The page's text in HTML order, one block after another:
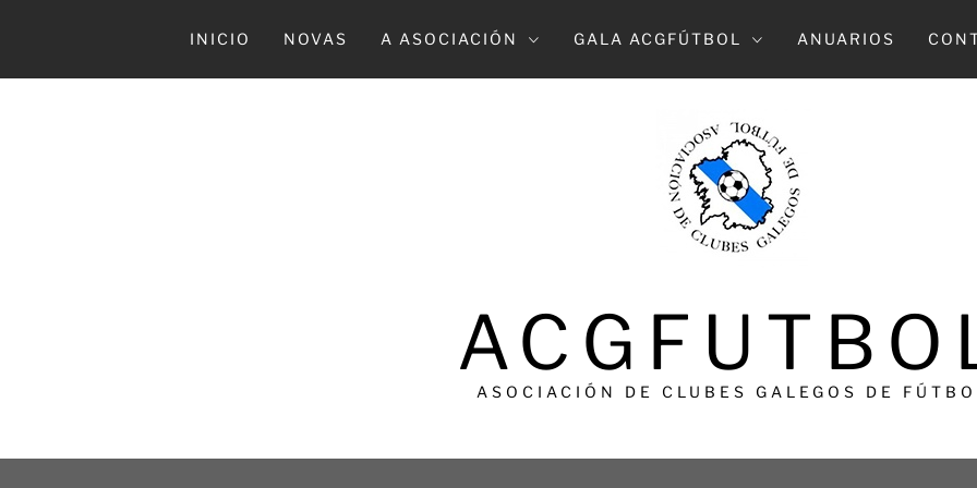
INICIO NOVAS A ASOCIACIÓN GALA ACGFÚTBOL ANUARIOS
ASOCIACIÓN DE CLUBES GALEGOS DE